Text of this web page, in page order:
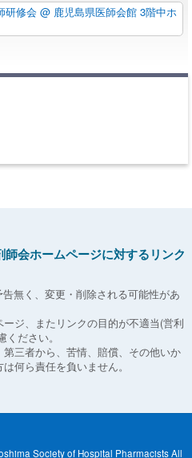
研修会 @ 鹿児島県医師会館 3階中ホ
会ホームページに対するリンク
無く、変更・削除される可能性があ
ジ、またリンクの目的が不適当(営利
ださい。
三者から、苦情、賠償、その他いか
何ら責任を負いません。
Society of Hospital Pharmacists All